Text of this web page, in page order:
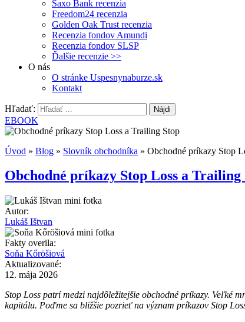
Saxo Bank recenzia
Freedom24 recenzia
Golden Oak Trust recenzia
Recenzia fondov Amundi
Recenzia fondov SLSP
Ďalšie recenzie >>
O nás
O stránke Uspesnynaburze.sk
Kontakt
Hľadať:
EBOOK
Úvod » Blog » Slovník obchodníka » Obchodné príkazy Stop
Obchodné príkazy Stop Loss a Trailing
Autor:
Lukáš Ištvan
Fakty overila:
Soňa Kőröšiová
Aktualizované:
12. mája 2026
Stop Loss patrí medzi najdôležitejšie obchodné príkazy. Veľké
kapitálu. Poďme sa bližšie pozrieť na význam príkazov Stop